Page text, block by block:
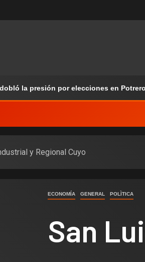
la presión por elecciones en
y Regional Cuyo
ECONOMÍA GENERAL POLÌTICA
San